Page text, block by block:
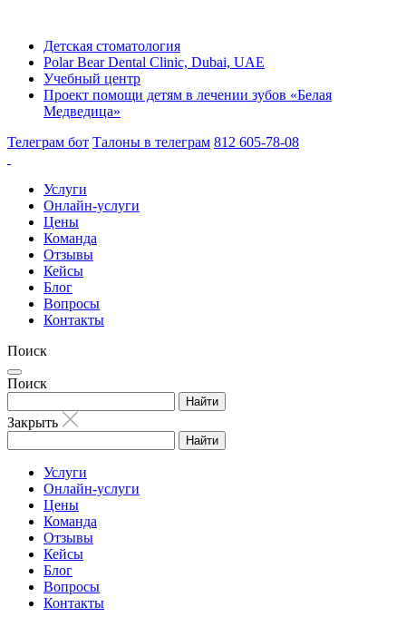
Детская стоматология
Polar Bear Dental Clinic, Dubai, UAE
Учебный центр
Проект помощи детям в лечении зубов «Белая
Медведица»
Телеграм бот Талоны в телеграм 812 605-78-08
Услуги
Онлайн-услуги
Цены
Команда
Отзывы
Кейсы
Блог
Вопросы
Контакты
Поиск
Поиск
Найти
Закрыть
Найти
Услуги
Онлайн-услуги
Цены
Команда
Отзывы
Кейсы
Блог
Вопросы
Контакты